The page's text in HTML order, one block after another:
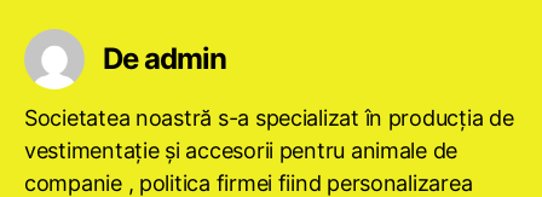
De admin
Societatea noastră s-a specializat în producţia de
vestimentaţie şi accesorii pentru animale de
companie , politica firmei fiind personalizarea